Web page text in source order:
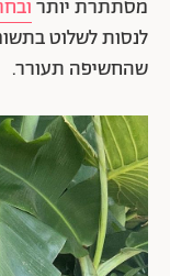
מסתתרת יותר
לנסות לשלוט
שהחשיפה תעורר.